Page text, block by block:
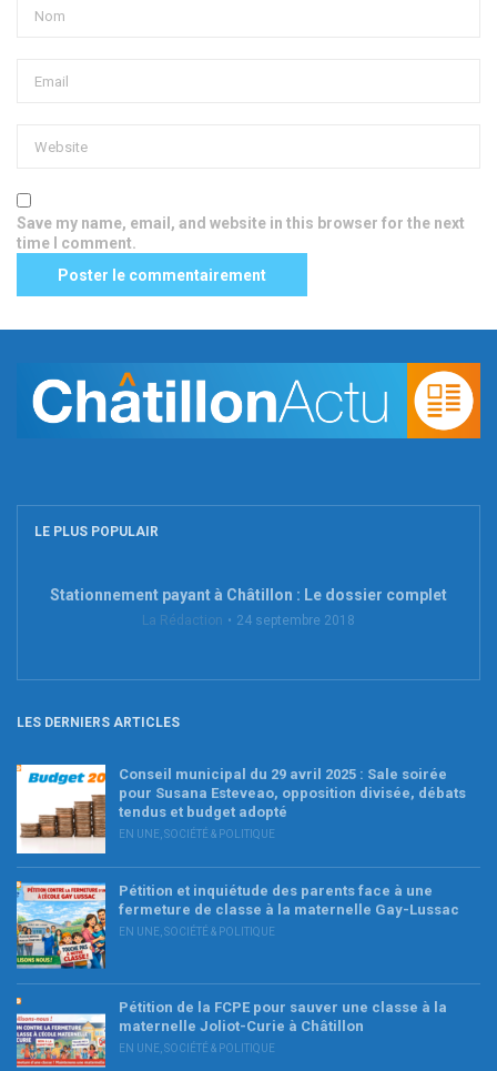
Save my name, email, and website in this browser for the next
time I comment.
LE PLUS POPULAIR
Stationnement payant à Châtillon : Le dossier complet
La Rédaction 24 septembre 2018
LES DERNIERS ARTICLES
Conseil municipal du 29 avril 2025 : Sale soirée
pour Susana Esteveao, opposition divisée, débats
tendus et budget adopté
EN UNE SOCIÉTÉ & POLITIQUE
Pétition et inquiétude des parents face à une
fermeture de classe à la maternelle Gay-Lussac
EN UNE SOCIÉTÉ & POLITIQUE
Pétition de la FCPE pour sauver une classe à la
maternelle Joliot-Curie à Châtillon
EN UNE SOCIÉTÉ & POLITIQUE